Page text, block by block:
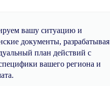
вашу ситуацию и
документы, разрабатывая
план действий с
вашего региона и